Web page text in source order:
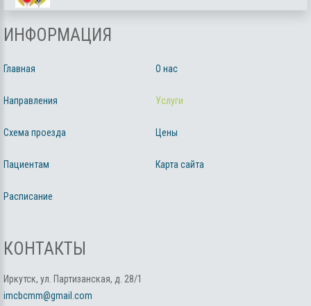
ИНФОРМАЦИЯ
Главная О нас
Направления Услуги
Схема проезда Цены
Пациентам Карта сайта
Расписание
КОНТАКТЫ
Иркутск, ул. Партизанская, д. 28/1
imcbcmm@gmail.com